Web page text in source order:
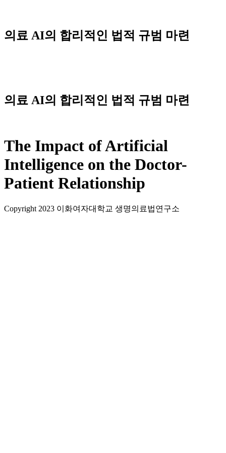
content
의료 AI의 합리적인 법적 규범 마련
의료 AI의 합리적인 법적 규범 마련
The Impact of Artificial
Intelligence on the Doctor-
Patient Relationship
Copyright 2023 이화여자대학교 생명의료법연구소